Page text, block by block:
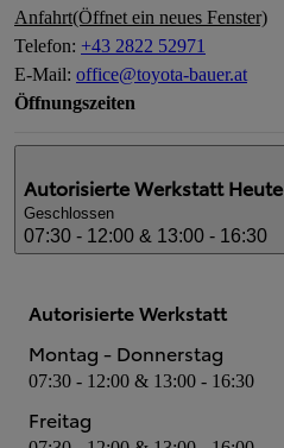
Anfahrt(Öffnet ein neues Fenster)
Telefon: +43 2822 52971
E-Mail: office@toyota-bauer.at
Öffnungszeiten
Autorisierte Werkstatt Heute
Geschlossen
07:30 - 12:00 & 13:00 - 16:30
Autorisierte Werkstatt
Montag - Donnerstag
07:30 - 12:00 & 13:00 - 16:30
Freitag